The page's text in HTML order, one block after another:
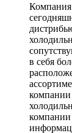
Компания
в себя